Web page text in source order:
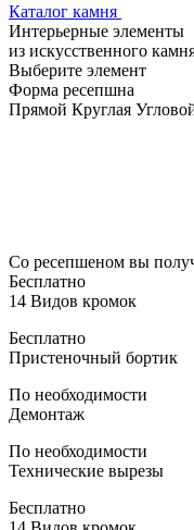
Каталог камня
Интерьерные элементы
из искусственного
Выберите элемент
Форма ресепшна
Прямой Круглая
Со ресепшеном вы
Бесплатно
14 Видов кромок
Бесплатно
Пристеночный бортик
По необходимости
Демонтаж
По необходимости
Технические вырезы
Бесплатно